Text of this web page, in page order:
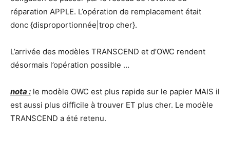
réparation APPLE. L’opération de remplacement était
donc {disproportionnée|trop cher}.
L’arrivée des modèles TRANSCEND et d’OWC rendent
désormais l’opération possible …
nota : le modèle OWC est plus rapide sur le papier MAIS il
est aussi plus difficile à trouver ET plus cher. Le modèle
TRANSCEND a été retenu.